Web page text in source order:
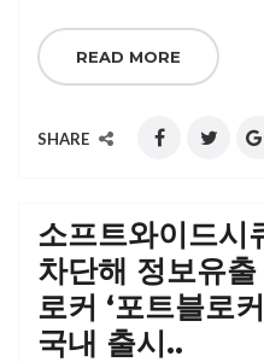
READ MORE
SHARE
소프트와이드시
차단해 정보유
로커 ‘포트블
국내 출시..